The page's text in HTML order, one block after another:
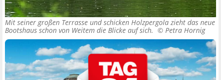
Mit seiner großen Terrasse und schicken Holzpergola zieht das neue
Bootshaus schon von Weitem die Blicke auf sich. © Petra Hornig